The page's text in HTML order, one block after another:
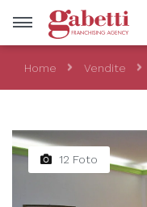
Vendite
Località
Home Vendite
12 Foto